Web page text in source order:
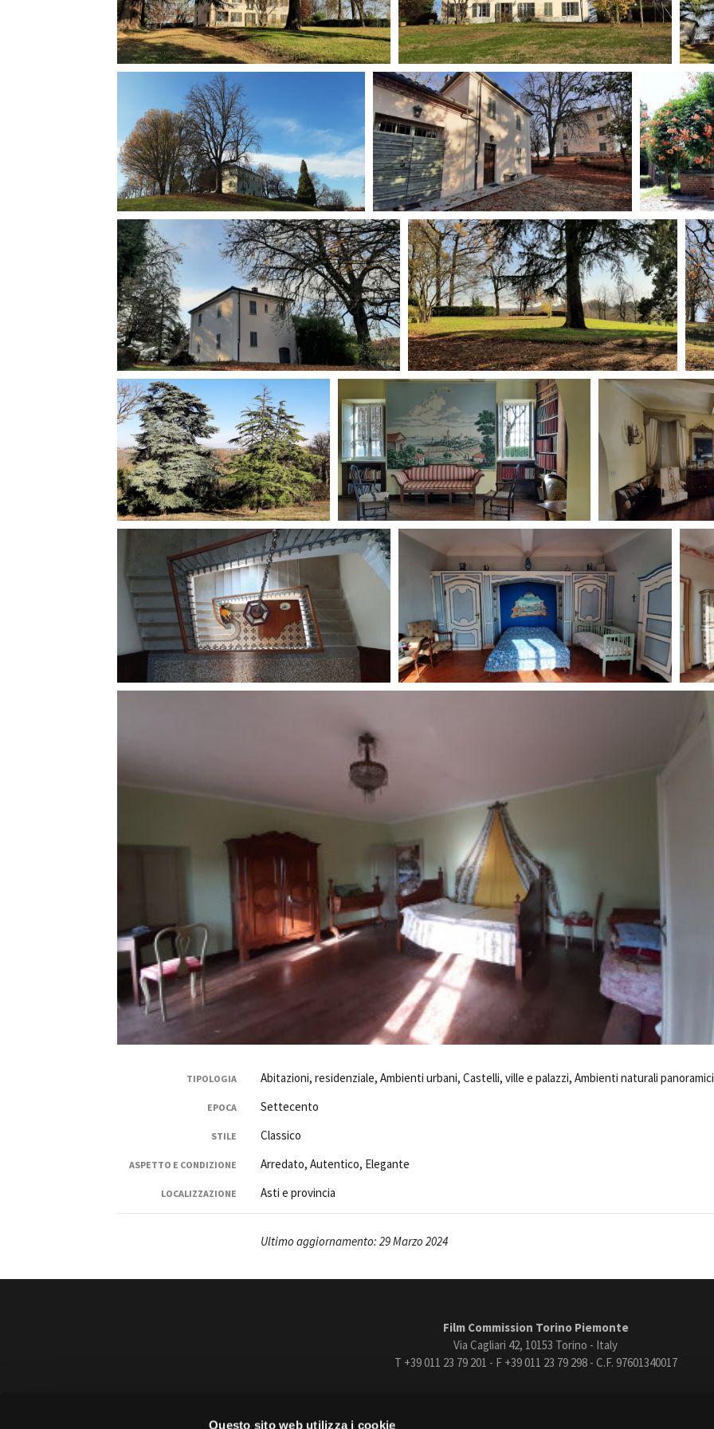
Questo sito web utilizza i cookie
Rete regionale
Bilancio sociale
Amministrazione trasparente
Bandi e gare
Sostenibilità ambientale
SERVIZI
Servizi generali
Location scouting
Spazi nella sede FCTP
Sala Casting
Sala Paolo Tenna
FILM FUNDS
Piemonte Film Tv Fund
Piemonte Film Tv Development Fund
Piemonte Doc Film Fund
Short Film Fund
LOCATION GUIDE
FILM DATABASE
BOOK DATABASE
NEWS
CASTING
EVENTI, SPECIALI
Anteprime in Piemonte
TFI Torino Film Industry - Production
Days
Avenue Cove - Erasmus +
Guarda che storia!
La Grazia - Immagini e location della
Torino di Paolo Sorrentino
Open Day
Ciak in TOur!
Days
Locarno
Mostra
Festa
Torino
David di
Nastri
Premio
Lavora
Stage -
Elenco
Amministrazione trasparente Bandi e gare Contatti Privacy Cookie policy Whistleblowing
TIPOLOGIA Abitazioni, residenziale, Ambienti urbani, Castelli, ville e palazzi, Ambienti naturali panoramici
EPOCA Settecento
STILE Classico
ASPETTO E CONDIZIONE Arredato, Autentico, Elegante
LOCALIZZAZIONE Asti e provincia
Ultimo aggiornamento: 29 Marzo 2024
Film Commission Torino Piemonte
Via Cagliari 42, 10153 Torino - Italy
T +39 011 23 79 201 - F +39 011 23 79 298 - C.F. 97601340017